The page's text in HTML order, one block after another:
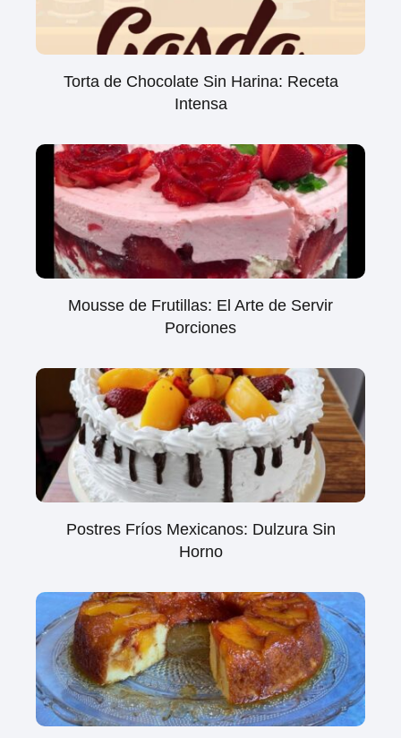
Torta de Chocolate Sin Harina: Receta
Intensa
Mousse de Frutillas: El Arte de Servir
Porciones
Postres Fríos Mexicanos: Dulzura Sin
Horno